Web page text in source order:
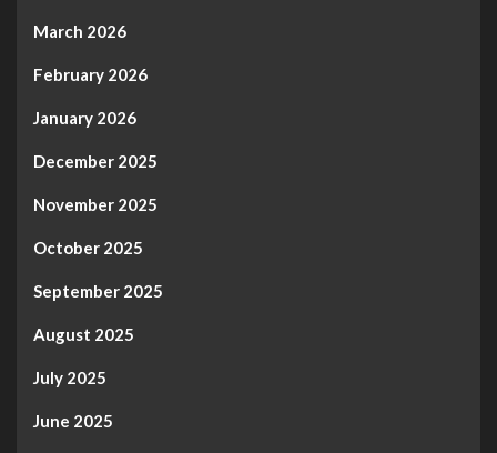
March 2026
February 2026
January 2026
December 2025
November 2025
October 2025
September 2025
August 2025
July 2025
June 2025